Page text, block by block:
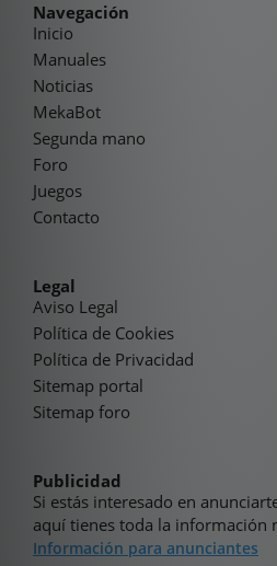
Navegación
Inicio
Manuales
Noticias
MekaBot
Segunda mano
Foro
Juegos
Contacto
Legal
Aviso Legal
Política de Cookies
Política de Privacidad
Sitemap portal
Sitemap foro
Publicidad
Si estás interesado en
aquí tienes toda la información
Información para anunciantes